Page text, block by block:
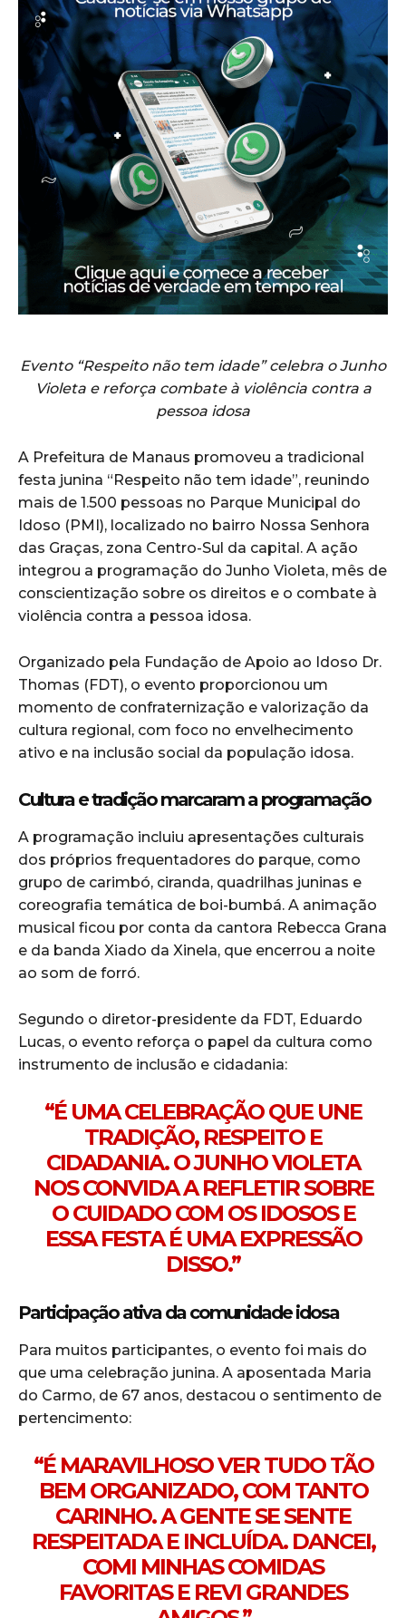
Evento “Respeito não tem idade” celebra o Junho
Violeta e reforça combate à violência contra a
pessoa idosa
A Prefeitura de Manaus promoveu a tradicional
festa junina “Respeito não tem idade”, reunindo
mais de 1.500 pessoas no Parque Municipal do
Idoso (PMI), localizado no bairro Nossa Senhora
das Graças, zona Centro-Sul da capital. A ação
integrou a programação do Junho Violeta, mês de
conscientização sobre os direitos e o combate à
violência contra a pessoa idosa.
Organizado pela Fundação de Apoio ao Idoso Dr.
Thomas (FDT), o evento proporcionou um
momento de confraternização e valorização da
cultura regional, com foco no envelhecimento
ativo e na inclusão social da população idosa.
Cultura e tradição marcaram a programação
A programação incluiu apresentações culturais
dos próprios frequentadores do parque, como
grupo de carimbó, ciranda, quadrilhas juninas e
coreografia temática de boi-bumbá. A animação
musical ficou por conta da cantora Rebecca Grana
e da banda Xiado da Xinela, que encerrou a noite
ao som de forró.
Segundo o diretor-presidente da FDT, Eduardo
Lucas, o evento reforça o papel da cultura como
instrumento de inclusão e cidadania:
“É UMA CELEBRAÇÃO QUE UNE
TRADIÇÃO, RESPEITO E
CIDADANIA. O JUNHO VIOLETA
NOS CONVIDA A REFLETIR SOBRE
O CUIDADO COM OS IDOSOS E
ESSA FESTA É UMA EXPRESSÃO
DISSO.”
Participação ativa da comunidade idosa
Para muitos participantes, o evento foi mais do
que uma celebração junina. A aposentada Maria
do Carmo, de 67 anos, destacou o sentimento de
pertencimento:
“É MARAVILHOSO VER TUDO TÃO
BEM ORGANIZADO, COM TANTO
CARINHO. A GENTE SE SENTE
RESPEITADA E INCLUÍDA. DANCEI,
COMI MINHAS COMIDAS
FAVORITAS E REVI GRANDES